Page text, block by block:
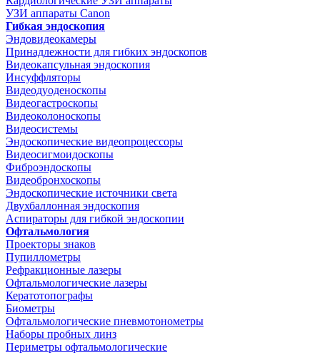
УЗИ аппараты Canon
Гибкая эндоскопия
Эндовидеокамеры
Принадлежности для гибких эндоскопов
Видеокапсульная эндоскопия
Инсуффляторы
Видеодуоденоскопы
Видеогастроскопы
Видеоколоноскопы
Видеосистемы
Эндоскопические видеопроцессоры
Видеосигмоидоскопы
Фиброэндоскопы
Видеобронхоскопы
Эндоскопические источники света
Двухбаллонная эндоскопия
Аспираторы для гибкой эндоскопии
Офтальмология
Проекторы знаков
Пупиллометры
Рефракционные лазеры
Офтальмологические лазеры
Кератотопографы
Биометры
Офтальмологические пневмотонометры
Наборы пробных линз
Периметры офтальмологические